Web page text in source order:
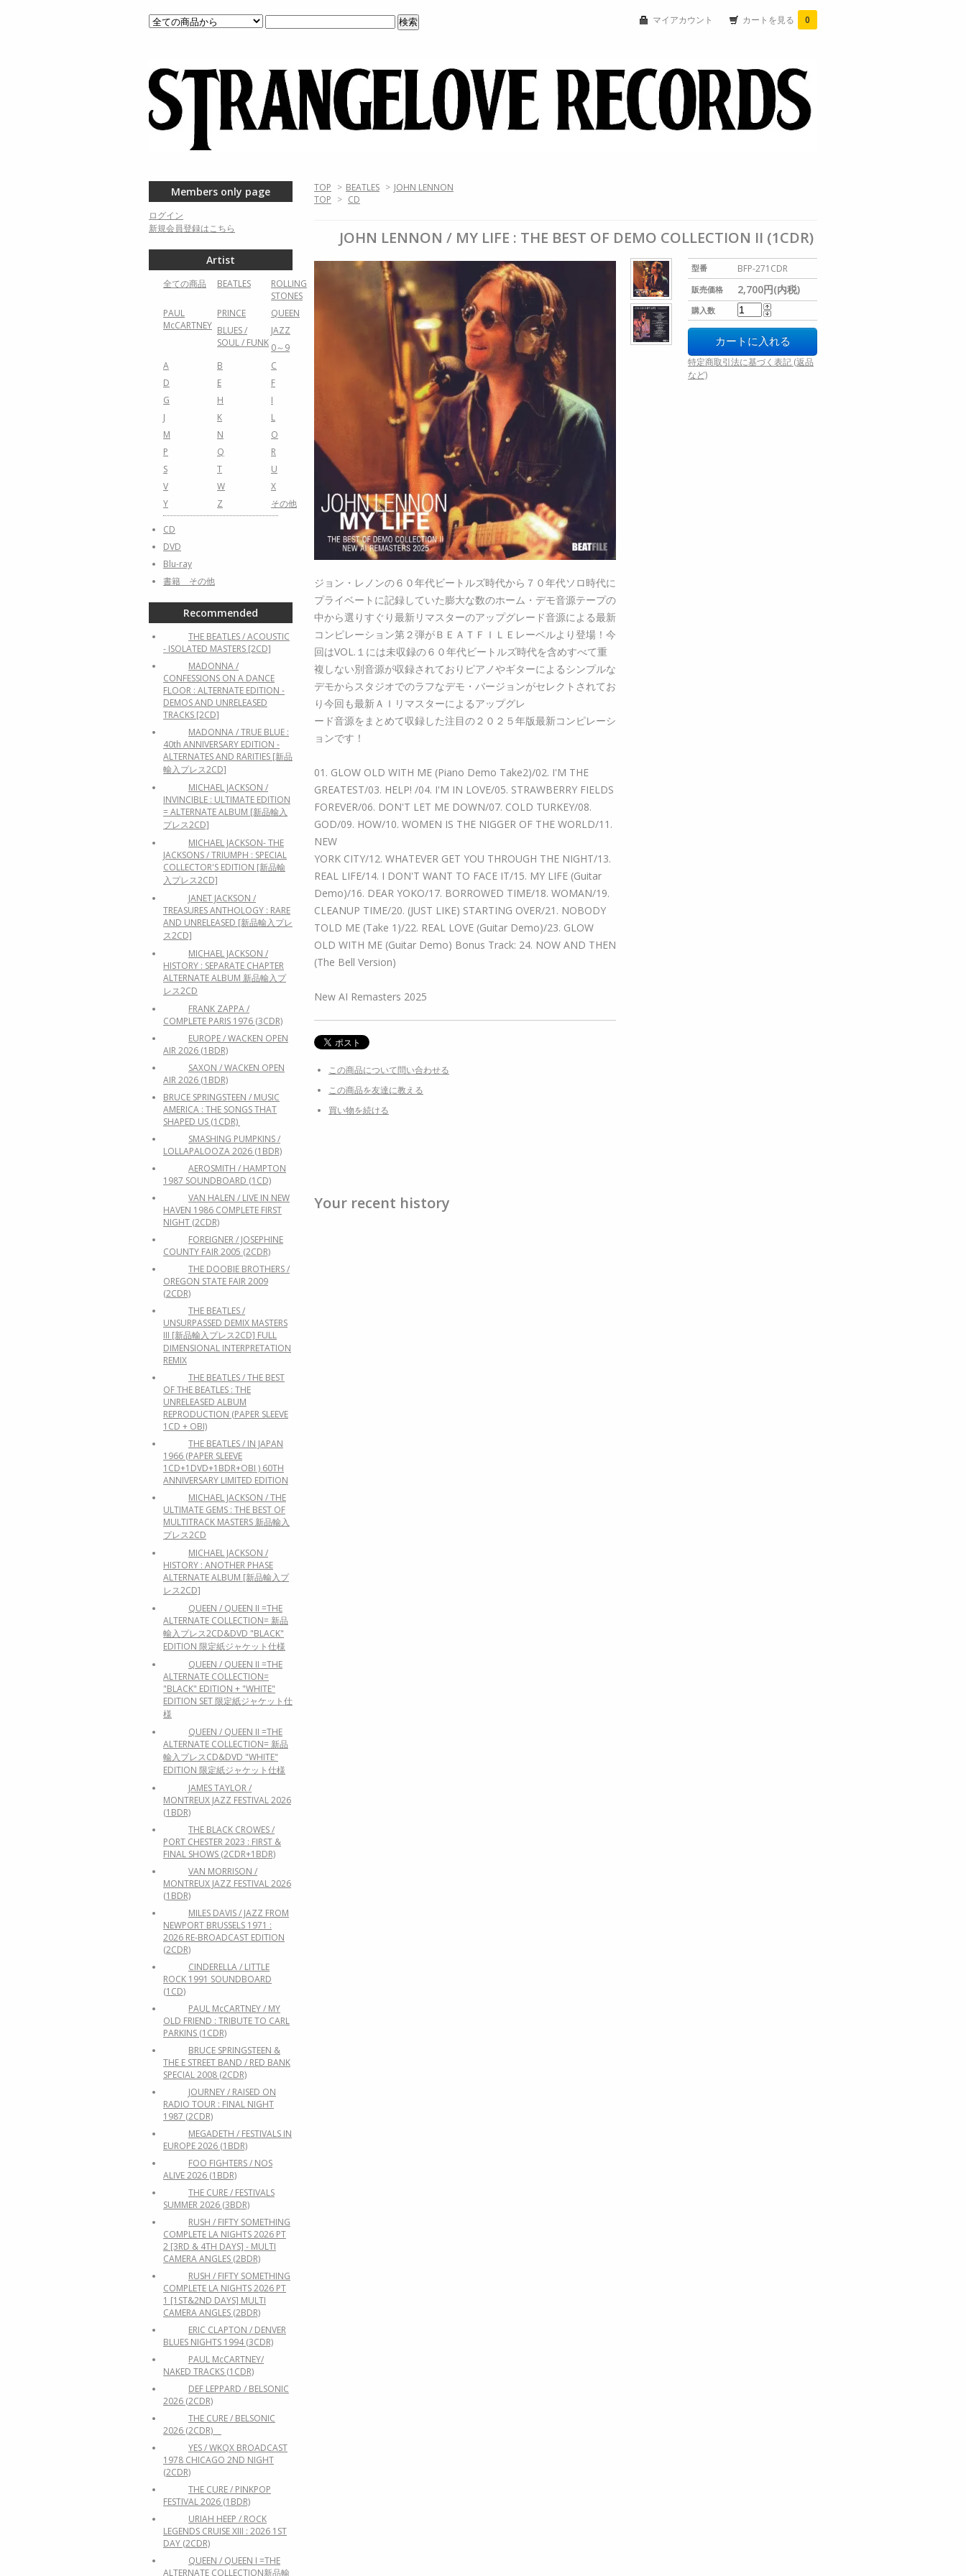
マイアカウント カートを見る 0
TOP > BEATLES > JOHN LENNON
TOP > CD
JOHN LENNON / MY LIFE : THE BEST OF DEMO COLLECTION II (1CDR)
型番 BFP-271CDR
販売価格 2,700円(内税)
購入数
特定商取引法に基づく表記 (返品
など)
ジョン・レノンの６０年代ビートルズ時代から７０年代ソロ時代に
プライベートに記録していた膨大な数のホーム・デモ音源テープの
中から選りすぐり最新リマスターのアップグレード音源による最新
コンピレーション第２弾がＢＥＡＴＦＩＬＥレーベルより登場！今
回はVOL.１には未収録の６０年代ビートルズ時代を含めすべて重
複しない別音源が収録されておりピアノやギターによるシンプルな
デモからスタジオでのラフなデモ・バージョンがセレクトされてお
り今回も最新ＡＩリマスターによるアップグレ
ード音源をまとめて収録した注目の２０２５年版最新コンピレーシ
ョンです！
01. GLOW OLD WITH ME (Piano Demo Take2)/02. I'M THE
GREATEST/03. HELP! /04. I'M IN LOVE/05. STRAWBERRY FIELDS
FOREVER/06. DON'T LET ME DOWN/07. COLD TURKEY/08.
GOD/09. HOW/10. WOMEN IS THE NIGGER OF THE WORLD/11.
NEW
YORK CITY/12. WHATEVER GET YOU THROUGH THE NIGHT/13.
REAL LIFE/14. I DON'T WANT TO FACE IT/15. MY LIFE (Guitar
Demo)/16. DEAR YOKO/17. BORROWED TIME/18. WOMAN/19.
CLEANUP TIME/20. (JUST LIKE) STARTING OVER/21. NOBODY
TOLD ME (Take 1)/22. REAL LOVE (Guitar Demo)/23. GLOW
OLD WITH ME (Guitar Demo) Bonus Track: 24. NOW AND THEN
(The Bell Version)
New AI Remasters 2025
この商品について問い合わせる
この商品を友達に教える
買い物を続ける
Your recent history
Members only page
ログイン
新規会員登録はこちら
Artist
全ての商品 BEATLES
ROLLING
STONES
PAUL
McCARTNEY
PRINCE
QUEEN
BLUES /
SOUL / FUNK
JAZZ
0～9
A
B
C
D
E
F
G
H
I
J
K
L
M
N
O
P
Q
R
S
T
U
V
W
X
Y
Z その他
CD
DVD
Blu-ray
書籍 その他
Recommended
THE BEATLES / ACOUSTIC
- ISOLATED MASTERS [2CD]
MADONNA /
CONFESSIONS ON A DANCE
FLOOR : ALTERNATE EDITION -
DEMOS AND UNRELEASED
TRACKS [2CD]
MADONNA / TRUE BLUE :
40th ANNIVERSARY EDITION -
ALTERNATES AND RARITIES [新品
輸入プレス2CD]
MICHAEL JACKSON /
INVINCIBLE : ULTIMATE EDITION
= ALTERNATE ALBUM [新品輸入
プレス2CD]
MICHAEL JACKSON- THE
JACKSONS / TRIUMPH : SPECIAL
COLLECTOR'S EDITION [新品輸
入プレス2CD]
JANET JACKSON /
TREASURES ANTHOLOGY : RARE
AND UNRELEASED [新品輸入プレ
ス2CD]
MICHAEL JACKSON /
HISTORY : SEPARATE CHAPTER
ALTERNATE ALBUM 新品輸入プ
レス2CD
FRANK ZAPPA /
COMPLETE PARIS 1976 (3CDR)
EUROPE / WACKEN OPEN
AIR 2026 (1BDR)
SAXON / WACKEN OPEN
AIR 2026 (1BDR)
BRUCE SPRINGSTEEN / MUSIC
AMERICA : THE SONGS THAT
SHAPED US (1CDR)
SMASHING PUMPKINS /
LOLLAPALOOZA 2026 (1BDR)
AEROSMITH / HAMPTON
1987 SOUNDBOARD (1CD)
VAN HALEN / LIVE IN NEW
HAVEN 1986 COMPLETE FIRST
NIGHT (2CDR)
FOREIGNER / JOSEPHINE
COUNTY FAIR 2005 (2CDR)
THE DOOBIE BROTHERS /
OREGON STATE FAIR 2009
(2CDR)
THE BEATLES /
UNSURPASSED DEMIX MASTERS
III [新品輸入プレス2CD] FULL
DIMENSIONAL INTERPRETATION
REMIX
THE BEATLES / THE BEST
OF THE BEATLES : THE
UNRELEASED ALBUM
REPRODUCTION (PAPER SLEEVE
1CD + OBI)
THE BEATLES / IN JAPAN
1966 (PAPER SLEEVE
1CD+1DVD+1BDR+OBI ) 60TH
ANNIVERSARY LIMITED EDITION
MICHAEL JACKSON / THE
ULTIMATE GEMS : THE BEST OF
MULTITRACK MASTERS 新品輸入
プレス2CD
MICHAEL JACKSON /
HISTORY : ANOTHER PHASE
ALTERNATE ALBUM [新品輸入プ
レス2CD]
QUEEN / QUEEN II =THE
ALTERNATE COLLECTION= 新品
輸入プレス2CD&DVD "BLACK"
EDITION 限定紙ジャケット仕様
QUEEN / QUEEN II =THE
ALTERNATE COLLECTION=
"BLACK" EDITION + "WHITE"
EDITION SET 限定紙ジャケット仕
様
QUEEN / QUEEN II =THE
ALTERNATE COLLECTION= 新品
輸入プレスCD&DVD "WHITE"
EDITION 限定紙ジャケット仕様
JAMES TAYLOR /
MONTREUX JAZZ FESTIVAL 2026
(1BDR)
THE BLACK CROWES /
PORT CHESTER 2023 : FIRST &
FINAL SHOWS (2CDR+1BDR)
VAN MORRISON /
MONTREUX JAZZ FESTIVAL 2026
(1BDR)
MILES DAVIS / JAZZ FROM
NEWPORT BRUSSELS 1971 :
2026 RE-BROADCAST EDITION
(2CDR)
CINDERELLA / LITTLE
ROCK 1991 SOUNDBOARD
(1CD)
PAUL McCARTNEY / MY
OLD FRIEND : TRIBUTE TO CARL
PARKINS (1CDR)
BRUCE SPRINGSTEEN &
THE E STREET BAND / RED BANK
SPECIAL 2008 (2CDR)
JOURNEY / RAISED ON
RADIO TOUR : FINAL NIGHT
1987 (2CDR)
MEGADETH / FESTIVALS IN
EUROPE 2026 (1BDR)
FOO FIGHTERS / NOS
ALIVE 2026 (1BDR)
THE CURE / FESTIVALS
SUMMER 2026 (3BDR)
RUSH / FIFTY SOMETHING
COMPLETE LA NIGHTS 2026 PT
2 [3RD & 4TH DAYS] - MULTI
CAMERA ANGLES (2BDR)
RUSH / FIFTY SOMETHING
COMPLETE LA NIGHTS 2026 PT
1 [1ST&2ND DAYS] MULTI
CAMERA ANGLES (2BDR)
ERIC CLAPTON / DENVER
BLUES NIGHTS 1994 (3CDR)
PAUL McCARTNEY/
NAKED TRACKS (1CDR)
DEF LEPPARD / BELSONIC
2026 (2CDR)
THE CURE / BELSONIC
2026 (2CDR)
YES / WKQX BROADCAST
1978 CHICAGO 2ND NIGHT
(2CDR)
THE CURE / PINKPOP
FESTIVAL 2026 (1BDR)
URIAH HEEP / ROCK
LEGENDS CRUISE XIII : 2026 1ST
DAY (2CDR)
QUEEN / QUEEN I =THE
ALTERNATE COLLECTION新品輸